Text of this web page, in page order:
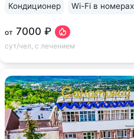
от 7000 ₽
сут/чел, с лечением
Кондиционер Wi-Fi в номерах